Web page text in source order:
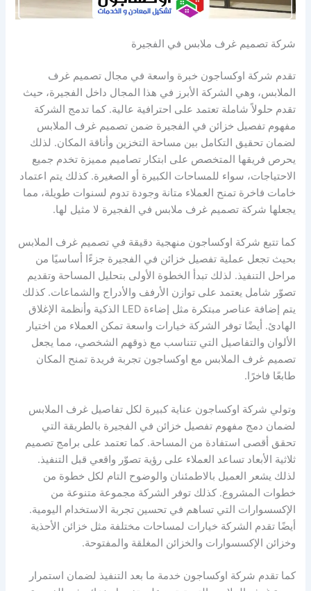
شركة تصميم غرف ملابس في الفجيرة
تقدم شركة اوكساجون خبرة واسعة في مجال تصميم غرف
الملابس، وهي الشركة الأبرز في هذا المجال داخل الفجيرة، حيث
تقدم حلولاً شاملة تعتمد على احترافية عالية. كما تدمج الشركة
مفهوم تفصيل خزائن في الفجيرة ضمن تصميم غرف الملابس
لضمان تحقيق التكامل بين مساحة التخزين وأناقة المكان. لذلك
يحرص فريقها المتخصص على ابتكار تصاميم مميزة تخدم جميع
الاحتياجات، سواء للمساحات الكبيرة أو الصغيرة. كذلك يتم اعتماد
خامات فاخرة تمنح العملاء متانة وجودة تدوم لسنوات طويلة، مما
يجعلها شركة تصميم غرف ملابس في الفجيرة لا مثيل لها.
كما تتبع شركة اوكساجون منهجية دقيقة في تصميم غرف الملابس
بحيث تجعل عملية تفصيل خزائن في الفجيرة جزءًا أساسيًا من
مراحل التنفيذ. لذلك تبدأ الخطوة الأولى بتحليل المساحة وتقديم
تصوّر شامل يعتمد على توازن الأرفف والأدراج والشماعات. كذلك
يتم إضافة عناصر مبتكرة مثل إضاءة LED الذكية وأنظمة الإغلاق
الهادئ. أيضًا توفر الشركة خيارات واسعة تمكن العملاء من اختيار
الألوان والتفاصيل التي تتناسب مع ذوقهم الشخصي، مما يجعل
تصميم غرف الملابس مع اوكساجون تجربة فريدة تمنح المكان
طابعًا فاخرًا.
وتولي شركة اوكساجون عناية كبيرة لكل تفاصيل غرف الملابس
لضمان دمج مفهوم تفصيل خزائن في الفجيرة بالطريقة التي
تحقق أقصى استفادة من المساحة. كما تعتمد على برامج تصميم
ثلاثية الأبعاد تساعد العملاء على رؤية تصوّر واقعي قبل التنفيذ.
لذلك يشعر العميل بالاطمئنان والوضوح التام لكل خطوة من
خطوات المشروع. كذلك توفر الشركة مجموعة متنوعة من
الإكسسوارات التي تساهم في تحسين تجربة الاستخدام اليومية.
أيضًا تقدم الشركة خيارات لمساحات مختلفة مثل خزائن الأحذية
وخزائن الإكسسوارات والخزائن المغلقة والمفتوحة.
كما تقدم شركة اوكساجون خدمة ما بعد التنفيذ لضمان استمرار